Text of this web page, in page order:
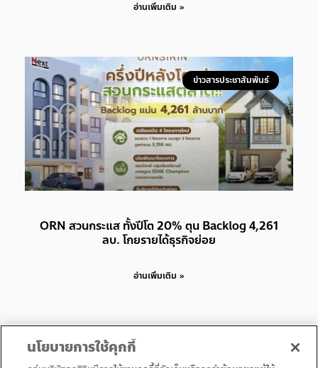
อ่านเพิ่มเติม »
ข่าวสารประชาสัมพันธ์
ORN สวนกระแส ทั้งปีโต 20% ตุน Backlog 4,261
ลบ. โกยรายได้ธุรกิจย่อย
อ่านเพิ่มเติม »
นโยบายการใช้คุกกี้